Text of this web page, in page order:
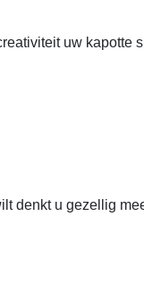
uw kapotte
denkt u gezellig